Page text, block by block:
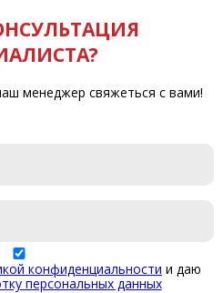
менеджер свяжеться с вами!
конфиденциальности и даю
персональных данных